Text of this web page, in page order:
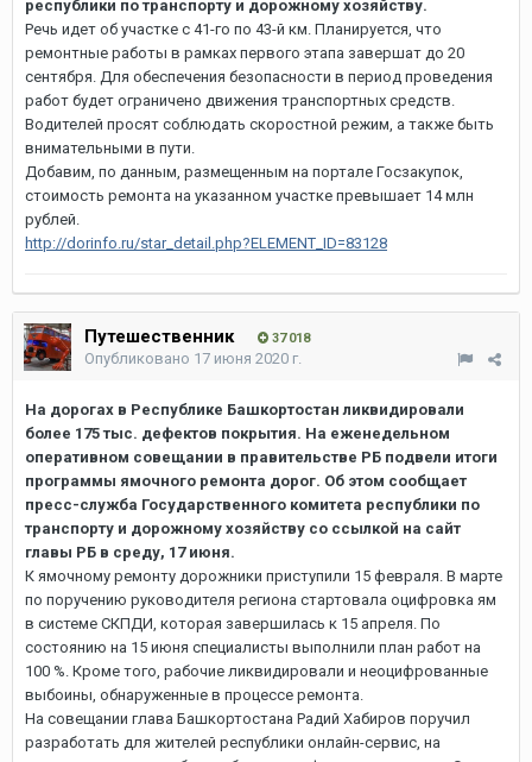
республики по транспорту и дорожному хозяйству.
Речь идет об участке с 41-го по 43-й км. Планируется, что
ремонтные работы в рамках первого этапа завершат до 20
сентября. Для обеспечения безопасности в период проведения
работ будет ограничено движения транспортных средств.
Водителей просят соблюдать скоростной режим, а также быть
внимательными в пути.
Добавим, по данным, размещенным на портале Госзакупок,
стоимость ремонта на указанном участке превышает 14 млн
рублей.
http://dorinfo.ru/star_detail.php?ELEMENT_ID=83128
Путешественник 37 018
Опубликовано 17 июня 2020 г.
На дорогах в Республике Башкортостан ликвидировали
более 175 тыс. дефектов покрытия. На еженедельном
оперативном совещании в правительстве РБ подвели итоги
программы ямочного ремонта дорог. Об этом сообщает
пресс-служба Государственного комитета республики по
транспорту и дорожному хозяйству со ссылкой на сайт
главы РБ в среду, 17 июня.
К ямочному ремонту дорожники приступили 15 февраля. В марте
по поручению руководителя региона стартовала оцифровка ям
в системе СКПДИ, которая завершилась к 15 апреля. По
состоянию на 15 июня специалисты выполнили план работ на
100 %. Кроме того, рабочие ликвидировали и неоцифрованные
выбоины, обнаруженные в процессе ремонта.
На совещании глава Башкортостана Радий Хабиров поручил
разработать для жителей республики онлайн-сервис, на